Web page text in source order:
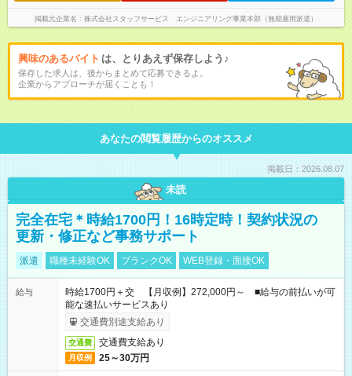
掲載元企業名 株式会社スタッフサービス エンジニアリング事業本部（無期雇用派遣）
興味のあるバイト は、とりあえず保存しよう♪
保存した求人は、後からまとめて応募できるよ。
企業からアプローチが届くことも！
あなたの閲覧履歴からのオススメ
掲載日：2026.08.07
未読
完全在宅＊時給1700円！16時定時！契約状況の
更新・修正など事務サポート
派遣 職種未経験OK ブランクOK WEB登録・面接OK
給与
時給1700円＋交 【月収例】272,000円～ ■給与の前払いが可
能な速払いサービスあり
交通費別途支給あり
交通費 交通費支給あり
月収例 25～30万円